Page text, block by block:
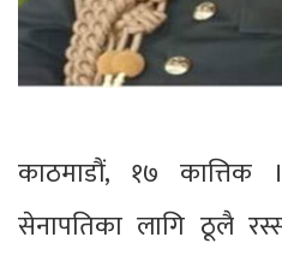
काठमाडौं, १७ कात्तिक
सेनापतिका लागि ठूलै